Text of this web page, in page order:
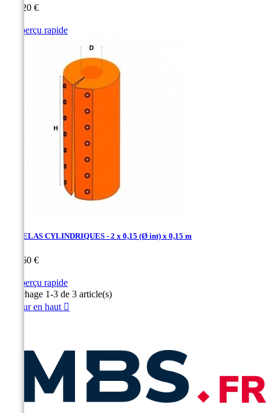
123,20 €
Aperçu rapide
MATELAS CYLINDRIQUES - 2 x 0,15 (Ø int) x 0,15 m
147,60 €
Aperçu rapide
Rouge
Orange
Affichage 1-3 de 3 article(s)
Retour en haut 